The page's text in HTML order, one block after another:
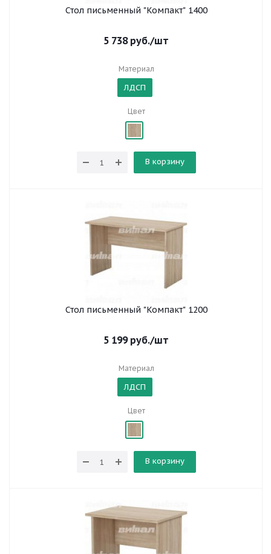
Стол письменный "Компакт" 1400
5 738руб./шт
Материал
ЛДСП
Цвет
В корзину
Стол письменный "Компакт" 1200
5 199руб./шт
Материал
ЛДСП
Цвет
В корзину